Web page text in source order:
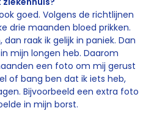
goed. Volgens de richtlijnen
drie maanden bloed prikken.
dan raak ik gelijk in paniek. Dan
mijn longen heb. Daarom
een foto om mij gerust
of bang ben dat ik iets heb,
Bijvoorbeeld een extra foto
in mijn borst.